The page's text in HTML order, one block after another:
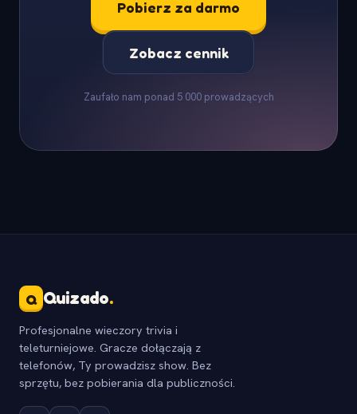
Pobierz za darmo
Zobacz cennik
Zaufało nam ponad 5 000 prowadzących
Q Quizado.
Profesjonalne wieczory trivia i
teleturniejowe. Gracze dołączają z
telefonów, Ty prowadzisz show. Bez
sprzętu, bez pobierania dla publiczności.